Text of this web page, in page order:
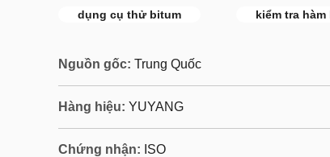
dụng cụ thử bitum kiểm tra
Nguồn gốc: Trung Quốc
Hàng hiệu: YUYANG
Chứng nhận: ISO